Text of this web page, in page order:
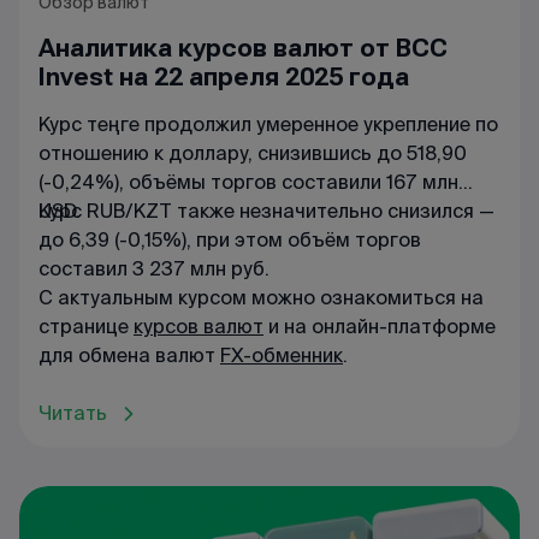
Аналитика курсов валют от BCC
Invest на 22 апреля 2025 года
Курс теңге продолжил умеренное укрепление по
отношению к доллару, снизившись до 518,90
(-0,24%), объёмы торгов составили 167 млн
USD.
Курс RUB/KZT также незначительно снизился —
до 6,39 (-0,15%), при этом объём торгов
составил 3 237 млн руб.
С актуальным курсом можно ознакомиться на
странице курсов валют и на онлайн-платформе
для обмена валют FX-обменник.
Читать